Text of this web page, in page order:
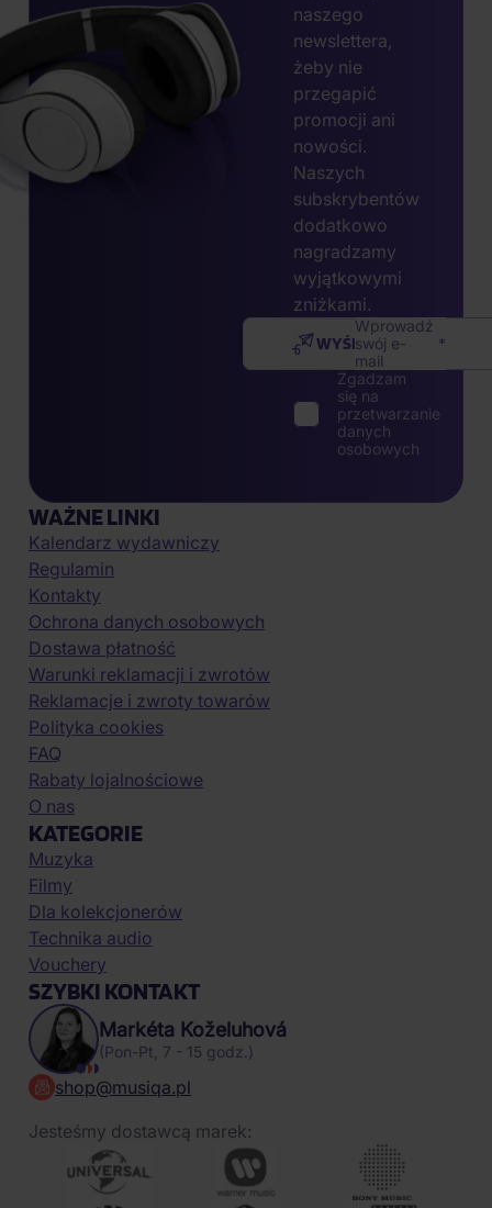
naszego
newslettera,
żeby nie
przegapić
promocji ani
nowości.
Naszych
subskrybentów
dodatkowo
nagradzamy
wyjątkowymi
zniżkami.
Wprowadź
swój e-
mail
WYŚLIJ
Zgadzam
się na
przetwarzanie
danych
osobowych
WAŻNE LINKI
Kalendarz wydawniczy
Regulamin
Kontakty
Ochrona danych osobowych
Dostawa płatność
Warunki reklamacji i zwrotów
Reklamacje i zwroty towarów
Polityka cookies
FAQ
Rabaty lojalnościowe
O nas
KATEGORIE
Muzyka
Filmy
Dla kolekcjonerów
Technika audio
Vouchery
SZYBKI KONTAKT
Markéta Koželuhová
(Pon-Pt, 7 - 15 godz.)
shop@musiqa.pl
Jesteśmy dostawcą marek: